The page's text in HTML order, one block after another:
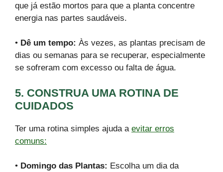
que já estão mortos para que a planta concentre
energia nas partes saudáveis.
• Dê um tempo: Às vezes, as plantas precisam de
dias ou semanas para se recuperar, especialmente
se sofreram com excesso ou falta de água.
5. CONSTRUA UMA ROTINA DE
CUIDADOS
Ter uma rotina simples ajuda a evitar erros
comuns:
• Domingo das Plantas: Escolha um dia da